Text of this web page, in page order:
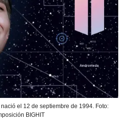
el 12 de septiembre de 1994. Foto:
BIGHIT